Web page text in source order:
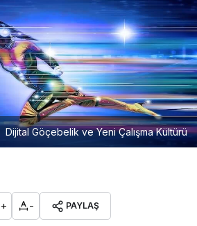
Dijital Göçebelik ve Yeni Çalışma Kültürü
+ - PAYLAŞ